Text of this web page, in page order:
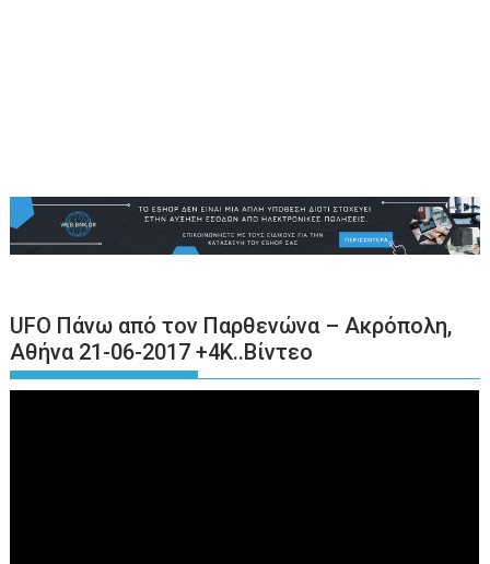
UFO Πάνω από τον Παρθενώνα – Ακρόπολη,
Αθήνα 21-06-2017 +4K..Βίντεο